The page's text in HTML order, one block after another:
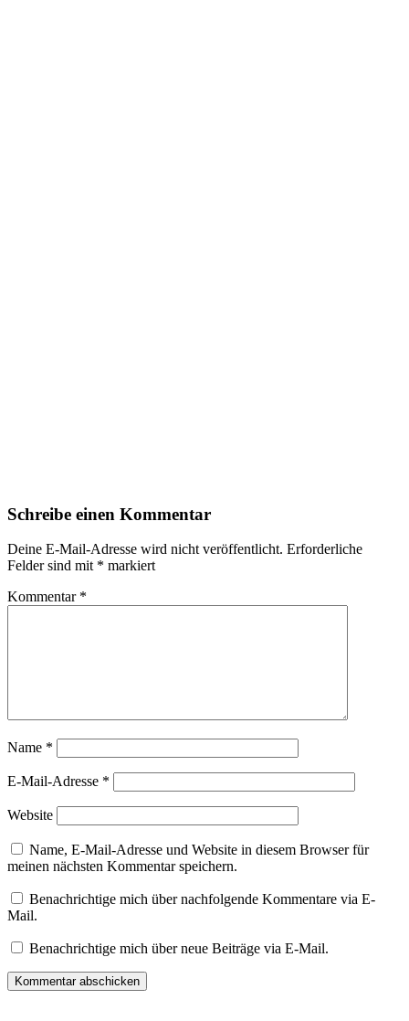
Schreibe einen Kommentar
Deine E-Mail-Adresse wird nicht veröffentlicht. Erforderliche
Felder sind mit * markiert
Kommentar *
Name *
E-Mail-Adresse *
Website
Name, E-Mail-Adresse und Website in diesem Browser für
meinen nächsten Kommentar speichern.
Benachrichtige mich über nachfolgende Kommentare via E-
Mail.
Benachrichtige mich über neue Beiträge via E-Mail.